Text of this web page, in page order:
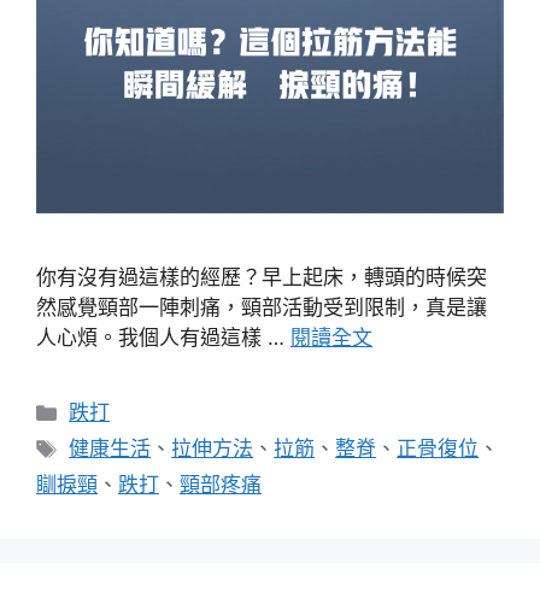
你有沒有過這樣的經歷？早上起床，轉頭的時候突
然感覺頸部一陣刺痛，頸部活動受到限制，真是讓
人心煩。我個人有過這樣 … 閱讀全文
分
類
跌打
標
籤
健康生活 、 拉伸方法 、 拉筋 、整脊 、 正骨復位 、
瞓捩頸 、 跌打 、 頸部疼痛